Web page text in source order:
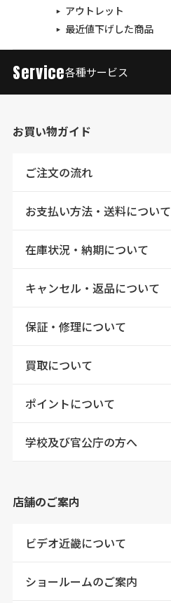
アウトレット
最近値下げした商品
Service各種サービス
お買い物ガイド
ご注文の流れ
お支払い方法・送料について
在庫状況・納期について
キャンセル・返品について
保証・修理について
買取について
ポイントについて
学校及び官公庁の方へ
店舗のご案内
ビデオ近畿について
ショールームのご案内